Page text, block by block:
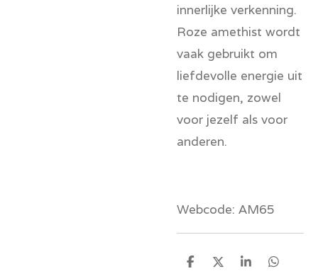
innerlijke verkenning.
Roze amethist wordt
vaak gebruikt om
liefdevolle energie uit
te nodigen, zowel
voor jezelf als voor
anderen.
Webcode: AM65
D
D
S
D